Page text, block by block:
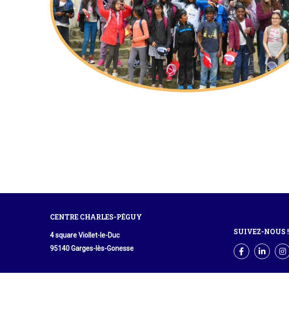
CENTRE CHARLES-PÉGUY
4 square Viollet-le-Duc
95140 Garges-lès-Gonesse
SUIVEZ-NOUS !